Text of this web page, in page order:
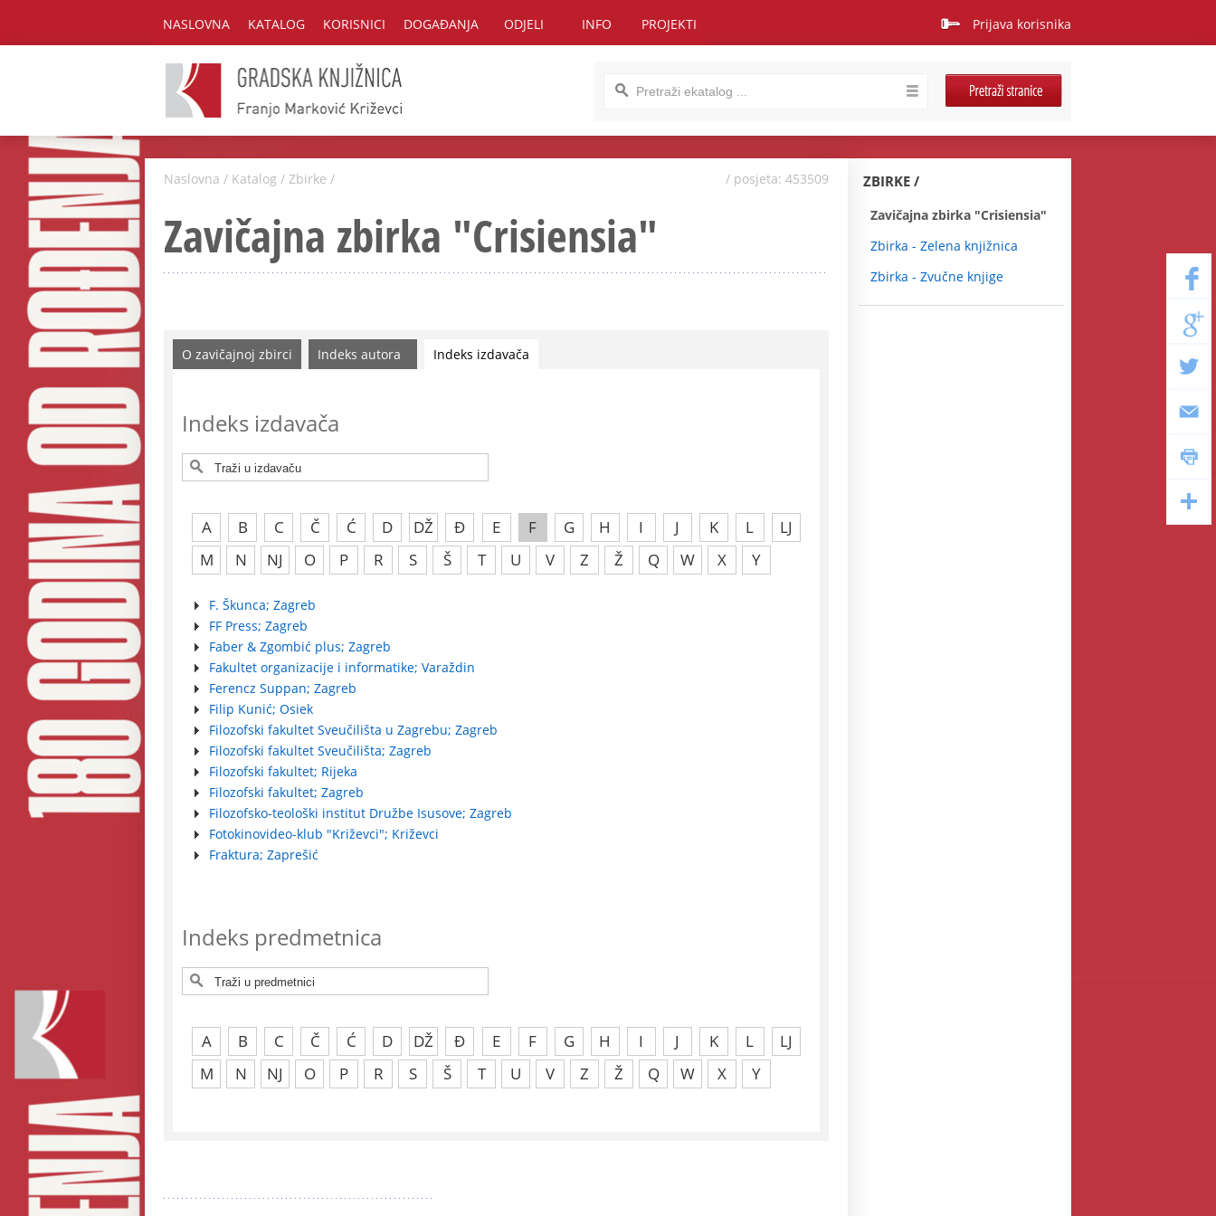
NASLOVNA KATALOG KORISNICI DOGAĐANJA ODJELI INFO PROJEKTI Prijava korisnika
Naslovna / Katalog / Zbirke / / posjeta: 453509
Zavičajna zbirka "Crisiensia"
O zavičajnoj zbirci Indeks autora Indeks izdavača
Indeks izdavača
A B C Č Ć D DŽ Đ E F G H I J K L
LJ
M
N NJ O P R S Š T U V Z Ž Q W X Y
F. Škunca; Zagreb
FF Press; Zagreb
Faber & Zgombić plus; Zagreb
Fakultet organizacije i informatike; Varaždin
Ferencz Suppan; Zagreb
Filip Kunić; Osiek
Filozofski fakultet Sveučilišta u Zagrebu; Zagreb
Filozofski fakultet Sveučilišta; Zagreb
Filozofski fakultet; Rijeka
Filozofski fakultet; Zagreb
Filozofsko-teološki institut Družbe Isusove; Zagreb
Fotokinovideo-klub "Križevci"; Križevci
Fraktura; Zaprešić
Indeks predmetnica
A B C Č Ć D DŽ Đ E F G H I J K L
LJ
M
N NJ O P R S Š T U V Z Ž Q W X Y
ZBIRKE
Zavičajna zbirka "Crisiensia"
Zbirka - Zelena knjižnica
Zbirka - Zvučne knjige